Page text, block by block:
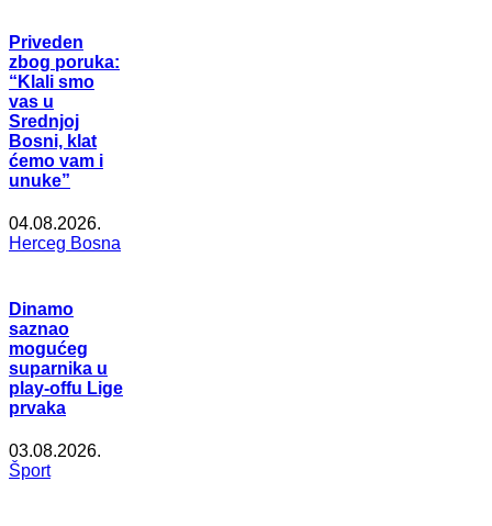
Priveden
zbog poruka:
“Klali smo
vas u
Srednjoj
Bosni, klat
ćemo vam i
unuke”
04.08.2026.
Herceg Bosna
Dinamo
saznao
mogućeg
suparnika u
play-offu Lige
prvaka
03.08.2026.
Šport